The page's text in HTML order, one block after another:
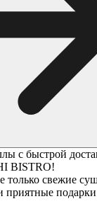
с быстрой
BISTRO!
только свежие
приятные подарки